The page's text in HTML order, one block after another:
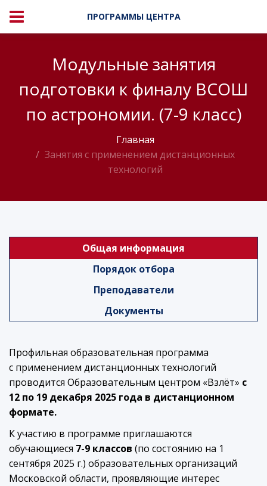
ПРОГРАММЫ ЦЕНТРА
Модульные занятия
подготовки к финалу ВСОШ
по астрономии. (7-9 класс)
Главная
Занятия с применением дистанционных
технологий
Общая информация
Порядок отбора
Преподаватели
Документы
Профильная образовательная программа
с применением дистанционных технологий
проводится Образовательным центром «Взлёт» c
12 по 19 декабря 2025 года в дистанционном
формате.
К участию в программе приглашаются
обучающиеся 7-9 классов (по состоянию на 1
сентября 2025 г.) образовательных организаций
Московской области, проявляющие интерес